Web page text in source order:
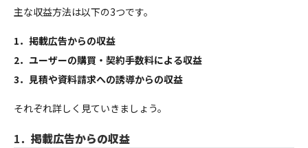
主な収益方法は以下の3つです。
1．掲載広告からの収益
2．ユーザーの購買・契約手数料による収益
3．見積や資料請求への誘導からの収益
それぞれ詳しく見ていきましょう。
1． 掲載広告からの収益